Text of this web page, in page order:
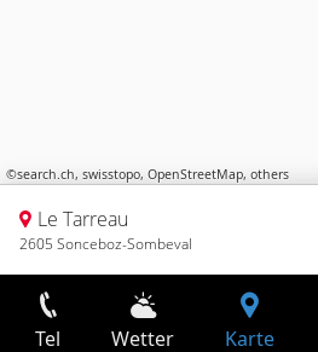
©search.ch, swisstopo, OpenStreetMap, others
Le Tarreau
2605 Sonceboz-Sombeval
Tel Wetter Karte